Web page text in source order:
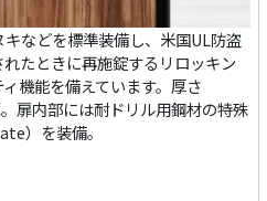
などを標準装備し、米国UL防盗
たときに再施錠するリロッキン
機能を備えています。厚さ
扉内部には耐ドリル用鋼材の特殊
）を装備。